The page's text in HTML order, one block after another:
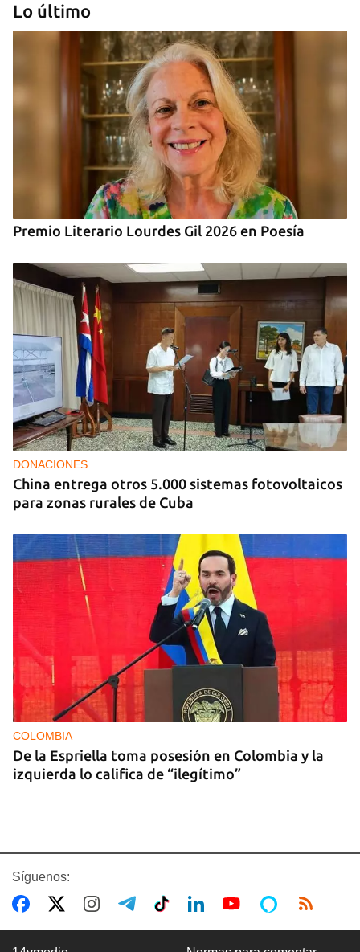
Arturo Sandoval en concierto junto a Chucho
Lo último
Premio Literario Lourdes Gil 2026 en Poesía
DONACIONES
China entrega otros 5.000 sistemas fotovoltaicos
para zonas rurales de Cuba
COLOMBIA
De la Espriella toma posesión en Colombia y la
izquierda lo califica de “ilegítimo”
Síguenos: